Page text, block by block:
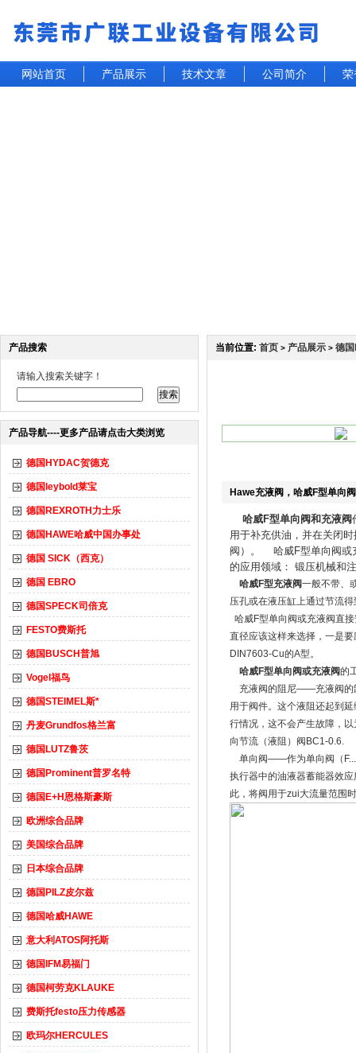
网站首页 产品展示 技术文章 公司简介 荣
产品搜索
请输入搜索关键字！
产品导航----更多产品请点击大类浏览
德国HYDAC贺德克
德国leybold莱宝
德国REXROTH力士乐
德国HAWE哈威中国办事处
德国 SICK（西克）
德国 EBRO
德国SPECK司倍克
FESTO费斯托
德国BUSCH普旭
Vogel福鸟
德国STEIMEL斯*
丹麦Grundfos格兰富
德国LUTZ鲁茨
德国Prominent普罗名特
德国E+H恩格斯豪斯
欧洲综合品牌
美国综合品牌
日本综合品牌
德国PILZ皮尔兹
德国哈威HAWE
意大利ATOS阿托斯
德国IFM易福门
德国柯劳克KLAUKE
费斯托festo压力传感器
欧玛尔HERCULES
当前位置: 首页 > 产品展示 > 德
Hawe充液阀，哈威F型单向阀
哈威F型单向阀和充液阀
用于补充供油，并在关闭
阀）。
哈威F型单向阀或
的应用领域： 锻压机械和
哈威F型充液阀一般不带、
压孔或在液压缸上通过节流
哈威F型单向阀或充液阀直
直径应该这样来选择，一是
DIN7603-Cu的A型。
哈威F型单向阀或充液阀的
充液阀的阻尼——充液阀的
用于阀件。这个液阻还起到
行情况，这不会产生故障，
向节流（液阻）阀BC1-0.6.
单向阀——作为单向阀（F...
执行器中的油液器蓄能器效
此，将阀用于zui大流量范围